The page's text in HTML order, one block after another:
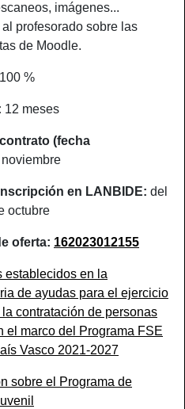
imágenes...
al profesorado sobre las
de Moodle.
100 %
12 meses
(fecha
noviembre
en LANBIDE: del
octubre
oferta: 162023012155
establecidos en la
de ayudas para el ejercicio
contratación de personas
el marco del Programa FSE
Vasco 2021-2027
sobre el Programa de